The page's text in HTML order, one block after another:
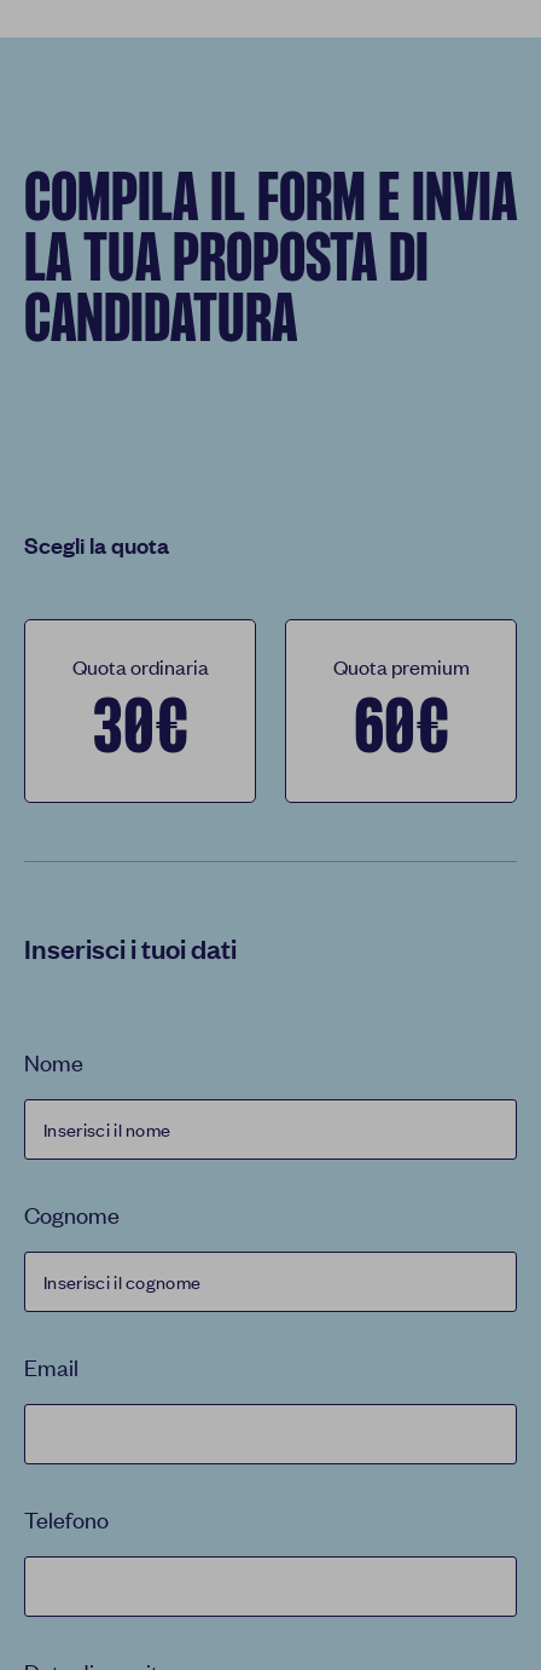
COMPILA IL FORM E INVIA
LA TUA PROPOSTA DI
CANDIDATURA
Scegli la quota
30€
Quota ordinaria
60€
Quota premium
Inserisci i tuoi dati
Nome
Cognome
Email
Telefono